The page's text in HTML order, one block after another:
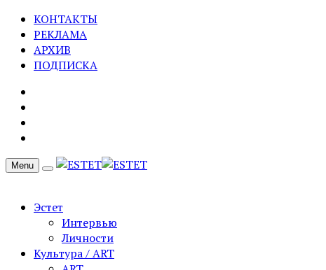
КОНТАКТЫ
РЕКЛАМА
АРХИВ
ПОДПИСКА
Menu
Эстет
Интервью
Личности
Культура / ART